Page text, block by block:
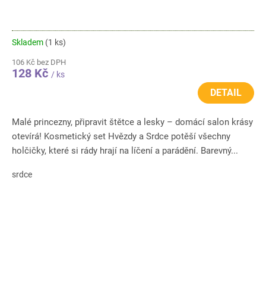
Skladem (1 ks)
106 Kč bez DPH
128 Kč / ks
DETAIL
Malé princezny, připravit štětce a lesky – domácí salon krásy
otevírá! Kosmetický set Hvězdy a Srdce potěší všechny
holčičky, které si rády hrají na líčení a parádění. Barevný...
srdce